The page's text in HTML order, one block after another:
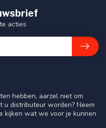
hebben, aarzel niet om
distributeur worden? Neem
kijken wat we voor je kunnen
acties